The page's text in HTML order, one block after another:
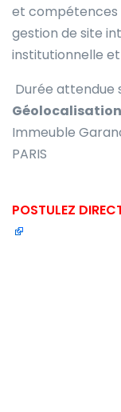
et compétences
gestion de site
institutionnelle
Durée attendue
Immeuble
PARIS
POSTULEZ